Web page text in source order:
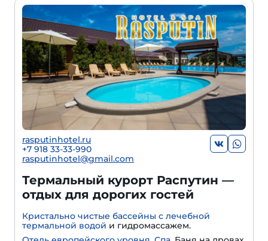
rasputinhotel.ru
+7 918 33-33-990
rasputinhotel@gmail.com
Термальный курорт Распутин —
отдых для дорогих гостей
Кристально чистые бассейны с лечебной
термальной водой и гидромассажем.